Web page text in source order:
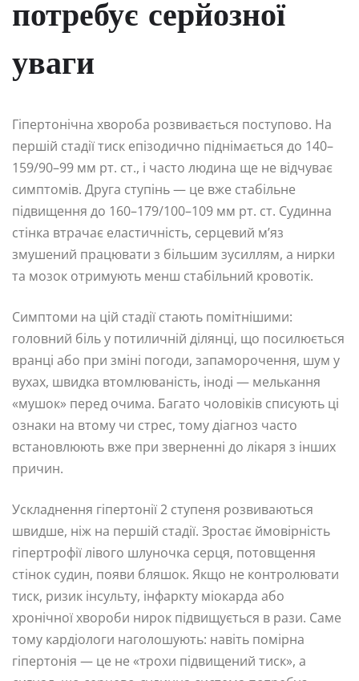
потребує серйозної
уваги
Гіпертонічна хвороба розвивається поступово. На
першій стадії тиск епізодично піднімається до 140–
159/90–99 мм рт. ст., і часто людина ще не відчуває
симптомів. Друга ступінь — це вже стабільне
підвищення до 160–179/100–109 мм рт. ст. Судинна
стінка втрачає еластичність, серцевий м’яз
змушений працювати з більшим зусиллям, а нирки
та мозок отримують менш стабільний кровотік.
Симптоми на цій стадії стають помітнішими:
головний біль у потиличній ділянці, що посилюється
вранці або при зміні погоди, запаморочення, шум у
вухах, швидка втомлюваність, іноді — мелькання
«мушок» перед очима. Багато чоловіків списують ці
ознаки на втому чи стрес, тому діагноз часто
встановлюють вже при зверненні до лікаря з інших
причин.
Ускладнення гіпертонії 2 ступеня розвиваються
швидше, ніж на першій стадії. Зростає ймовірність
гіпертрофії лівого шлуночка серця, потовщення
стінок судин, появи бляшок. Якщо не контролювати
тиск, ризик інсульту, інфаркту міокарда або
хронічної хвороби нирок підвищується в рази. Саме
тому кардіологи наголошують: навіть помірна
гіпертонія — це не «трохи підвищений тиск», а